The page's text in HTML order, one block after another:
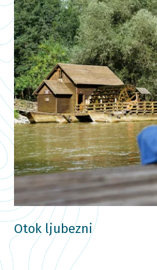
Otok ljubezni